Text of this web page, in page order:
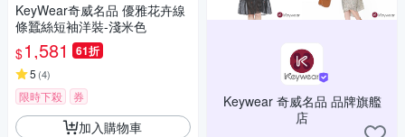
KeyWear奇威名品 優雅花卉線
條蠶絲短袖洋裝-淺米色
$1,581 61折
5 (4)
限時下殺 券
加入購物車
Keywear 奇威名品 品牌旗艦
店